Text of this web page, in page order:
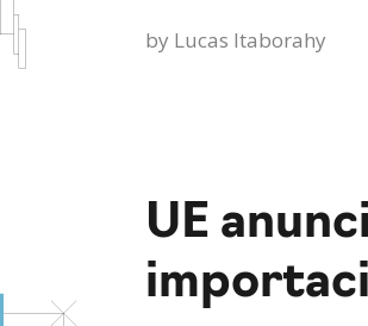
by Lucas Itaborahy
UE